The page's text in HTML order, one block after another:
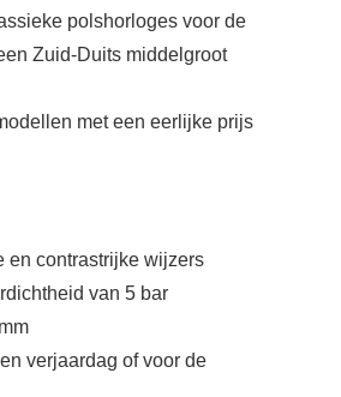
polshorloges voor de
Zuid-Duits middelgroot
met een eerlijke prijs
en contrastrijke wijzers
van 5 bar
verjaardag of voor de